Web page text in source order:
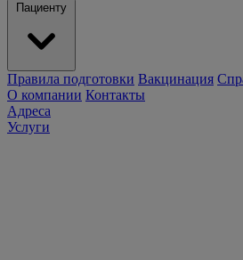
Пациенту
Правила подготовки Вакцинация
О компании Контакты
Адреса
Услуги